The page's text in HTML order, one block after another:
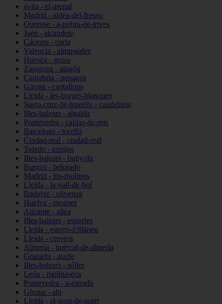
ávila - el-arenal
Madrid - aldea-del-fresno
Ourense - a-pobra-de-trives
Jaén - alcaudete
Cáceres - coria
Valencia - almussafes
Huesca - graus
Zaragoza - alagón
Cantabria - penagos
Girona - cantallops
Lleida - les-borges-blanques
Santa-cruz-de-tenerife - candelaria
Illes-balears - algaida
Pontevedra - caldas-de-reis
Barcelona - torelló
Ciudad-real - ciudad-real
Toledo - torrijos
Illes-balears - bunyola
Burgos - belorado
Madrid - los-molinos
Lleida - la-vall-de-boí
Badajoz - olivenza
Huelva - moguer
Alicante - altea
Illes-balears - esporles
Lleida - esterri-d39àneu
Lleida - cervera
Almería - huércal-de-almería
Granada - atarfe
Illes-balears - sóller
León - molinaseca
Pontevedra - a-estrada
Girona - alp
Lleida - el-pont-de-suert